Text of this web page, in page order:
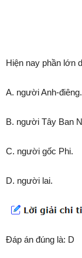
Hiện nay phần lớn
A. người Anh-điêng.
B. người Tây Ban
C. người gốc Phi.
D. người lai.
Đáp án đúng là: D